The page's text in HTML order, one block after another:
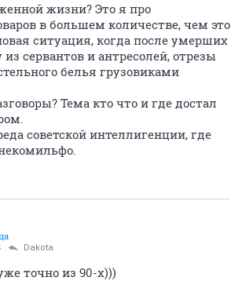
жизни? Это я про
в большем количестве, чем это
ситуация, когда после умерших
из сервантов и антресолей, отрезы
белья грузовиками
Тема кто что и где достал
советской интеллигенции, где
Dаkota
точно из 90-х)))